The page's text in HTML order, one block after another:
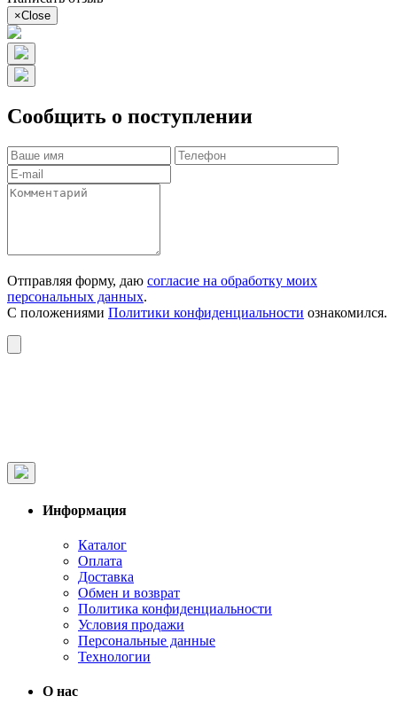
×Close
Сообщить о поступлении
Отправляя форму, даю согласие на обработку моих
персональных данных.
С положениями Политики конфиденциальности ознакомился.
Информация
Каталог
Оплата
Доставка
Обмен и возврат
Политика конфиденциальности
Условия продажи
Персональные данные
Технологии
О нас